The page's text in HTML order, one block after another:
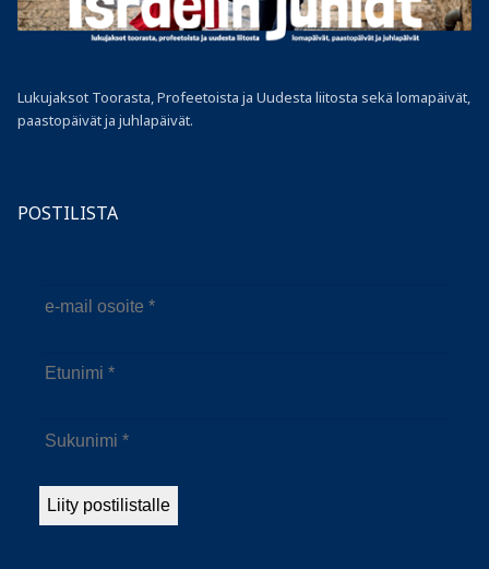
Lukujaksot Toorasta, Profeetoista ja Uudesta liitosta sekä lomapäivät,
paastopäivät ja juhlapäivät.
POSTILISTA